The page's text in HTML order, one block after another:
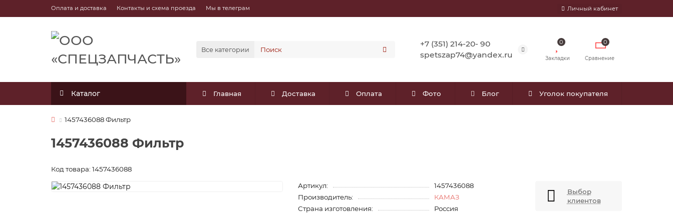
Оплата и доставка Контакты и схема проезда Мы в телеграм Личный кабинет
Все категории
+7 (351) 214-20- 90
spetszap74@yandex.ru
0
Закладки
0
Сравнение
Каталог Главная Доставка Оплата Фото Блог Уголок покупателя
1457436088 Фильтр
1457436088 Фильтр
Код товара: 1457436088
Артикул:
1457436088
Производитель:
КАМАЗ
Страна изготовления:
Россия
Выбор
клиентов